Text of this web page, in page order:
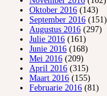
Oktober 2016 (143)
September 2016 (151)
Augustus 2016 (297)
Julie 2016 (161)
Junie 2016 (168)
Mei 2016 (209)
April 2016 (315)
Maart 2016 (155)
Februarie 2016 (81)